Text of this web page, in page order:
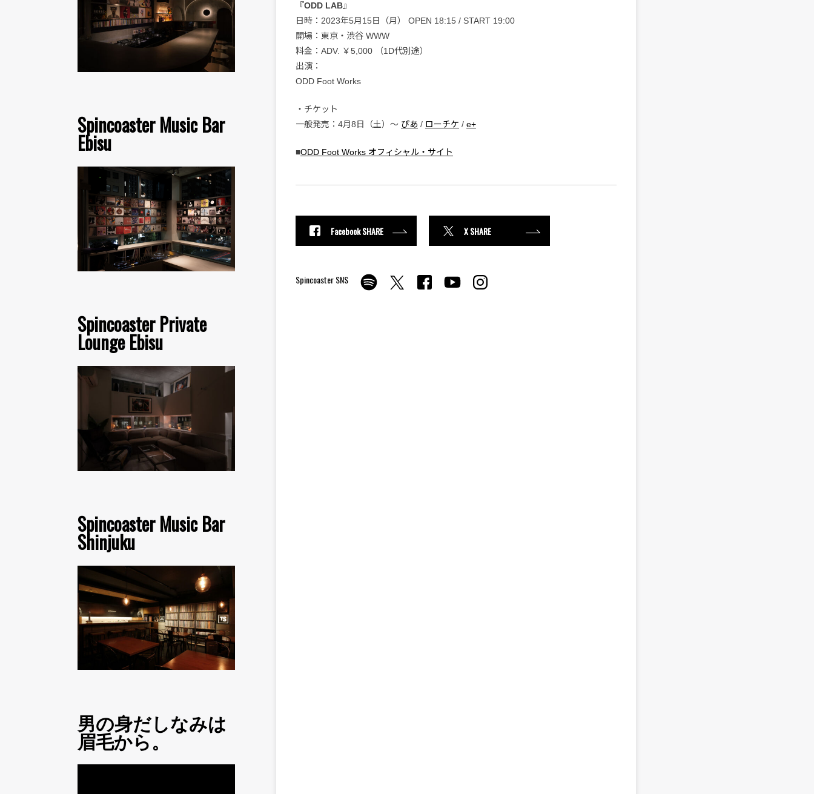
Spincoaster Music Bar
Ebisu
Spincoaster Private
Lounge Ebisu
Spincoaster Music Bar
Shinjuku
男の身だしなみは
眉毛から。
『ODD LAB』
日時：2023年5月15日（月） OPEN 18:15 / START 19:00
開場：東京・渋谷 WWW
料金：ADV. ￥5,000 （1D代別途）
出演：
ODD Foot Works
・チケット
一般発売：4月8日（土）〜 ぴあ / ローチケ / e+
■ODD Foot Works オフィシャル・サイト
Facebook SHARE X SHARE
Spincoaster SNS